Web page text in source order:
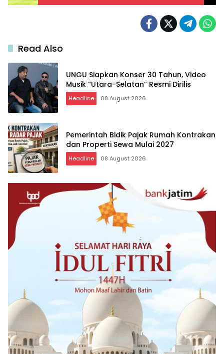
Read Also
UNGU Siapkan Konser 30 Tahun, Video
Musik “Utara-Selatan” Resmi Dirilis
Headline 08 August 2026
Pemerintah Bidik Pajak Rumah Kontrakan
dan Properti Sewa Mulai 2027
Headline 08 August 2026